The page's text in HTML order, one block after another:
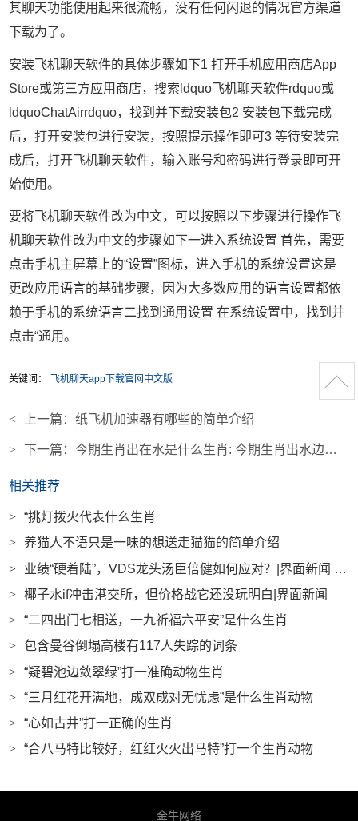
其聊天功能使用起来很流畅，没有任何闪退的情况官方渠道
下载为了。
安装飞机聊天软件的具体步骤如下1 打开手机应用商店App
Store或第三方应用商店，搜索ldquo飞机聊天软件rdquo或
ldquoChatAirrdquo，找到并下载安装包2 安装包下载完成
后，打开安装包进行安装，按照提示操作即可3 等待安装完
成后，打开飞机聊天软件，输入账号和密码进行登录即可开
始使用。
要将飞机聊天软件改为中文，可以按照以下步骤进行操作飞
机聊天软件改为中文的步骤如下一进入系统设置 首先，需要
点击手机主屏幕上的“设置”图标，进入手机的系统设置这是
更改应用语言的基础步骤，因为大多数应用的语言设置都依
赖于手机的系统语言二找到通用设置 在系统设置中，找到并
点击“通用。
关键词： 飞机聊天app下载官网中文版
< 上一篇：纸飞机加速器有哪些的简单介绍
> 下一篇：今期生肖出在水是什么生肖: 今期生肖出水边是属于什么生肖
相关推荐
>
“挑灯拨火代表什么生肖
>
养猫人不语只是一味的想送走猫猫的简单介绍
>
业绩“硬着陆”，VDS龙头汤臣倍健如何应对？|界面新闻 · 证券
>
椰子水if冲击港交所，但价格战它还没玩明白|界面新闻
>
“二四出门七相送，一九祈福六平安”是什么生肖
>
包含曼谷倒塌高楼有117人失踪的词条
>
“疑碧池边敛翠绿”打一准确动物生肖
>
“三月红花开满地，成双成对无忧虑”是什么生肖动物
>
“心如古井”打一正确的生肖
>
“合八马特比较好，红红火火出马特”打一个生肖动物
金牛网络